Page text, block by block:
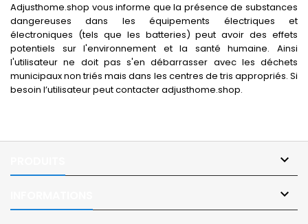
Adjusthome.shop vous informe que la présence de substances
dangereuses dans les équipements électriques et
électroniques (tels que les batteries) peut avoir des effets
potentiels sur l'environnement et la santé humaine. Ainsi
l'utilisateur ne doit pas s'en débarrasser avec les déchets
municipaux non triés mais dans les centres de tris appropriés. Si
besoin l’utilisateur peut contacter adjusthome.shop.

